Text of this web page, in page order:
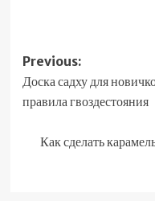
Post
navigation
Previous:
Доска садху для
правила гвоздестояния
Как сделать